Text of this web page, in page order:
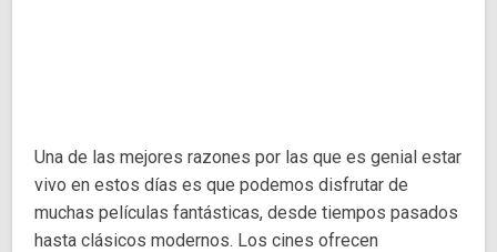
Una de las mejores razones por las que es genial estar
vivo en estos días es que podemos disfrutar de
muchas películas fantásticas, desde tiempos pasados
​​hasta clásicos modernos. Los cines ofrecen